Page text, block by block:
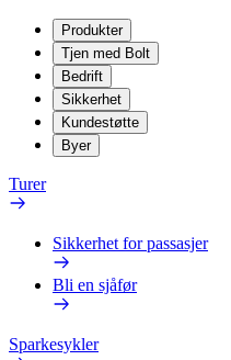
Produkter
Tjen med Bolt
Bedrift
Sikkerhet
Kundestøtte
Byer
Turer
Sikkerhet for passasjer
Bli en sjåfør
Sparkesykler